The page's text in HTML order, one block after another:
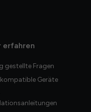
erfahren
gestellte Fragen
Geräte